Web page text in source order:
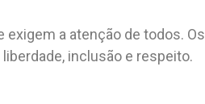
exigem a atenção de todos. Os
inclusão e respeito.